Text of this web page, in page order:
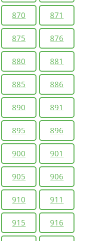
870 871
875 876
880 881
885 886
890 891
895 896
900 901
905 906
910 911
915 916